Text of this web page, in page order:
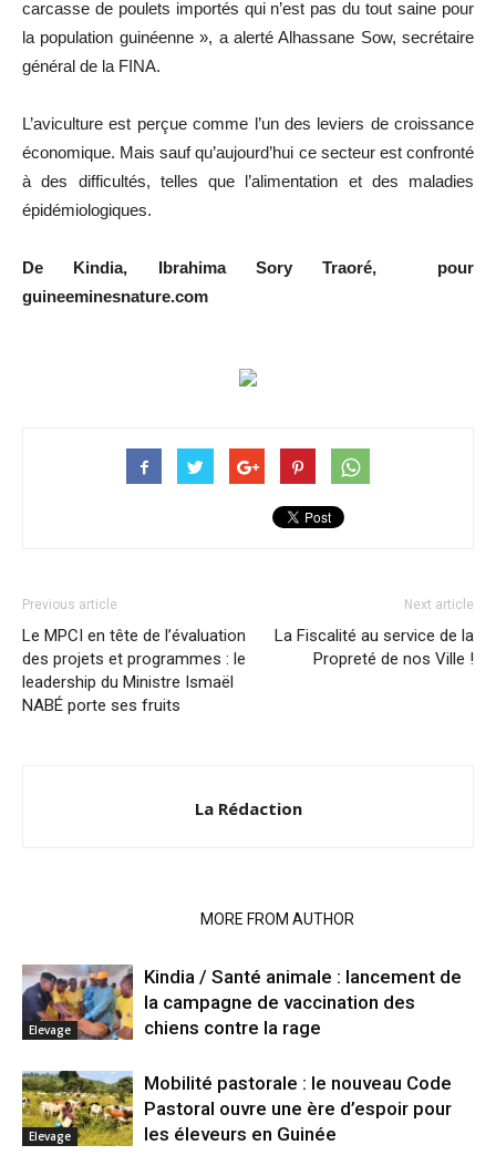
carcasse de poulets importés qui n’est pas du tout saine pour
la population guinéenne », a alerté Alhassane Sow, secrétaire
général de la FINA.
L’aviculture est perçue comme l’un des leviers de croissance
économique. Mais sauf qu’aujourd’hui ce secteur est confronté
à des difficultés, telles que l’alimentation et des maladies
épidémiologiques.
De Kindia, Ibrahima Sory Traoré, pour
guineeminesnature.com
Previous article
Le MPCI en tête de l’évaluation
des projets et programmes : le
leadership du Ministre Ismaël
NABÉ porte ses fruits
Next article
La Fiscalité au service de la
Propreté de nos Ville !
La Rédaction
MORE FROM AUTHOR
Elevage
Kindia / Santé animale : lancement de
la campagne de vaccination des
chiens contre la rage
Elevage
Mobilité pastorale : le nouveau Code
Pastoral ouvre une ère d’espoir pour
les éleveurs en Guinée